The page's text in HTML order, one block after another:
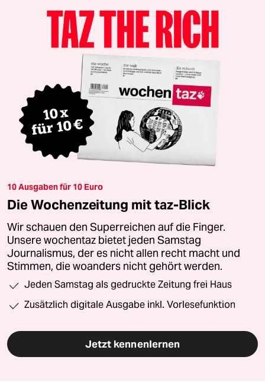
10 Ausgaben für 10 Euro
Die Wochenzeitung mit taz-Blick
Wir schauen den Superreichen auf die Finger.
Unsere wochentaz bietet jeden Samstag
Journalismus, der es nicht allen recht macht und
Stimmen, die woanders nicht gehört werden.
Jeden Samstag als gedruckte Zeitung frei Haus
Zusätzlich digitale Ausgabe inkl. Vorlesefunktion
Jetzt kennenlernen